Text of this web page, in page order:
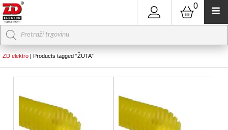
0
Products
search
ZD elektro | Products tagged “ŽUTA”